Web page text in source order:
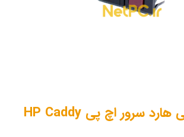
کدی 2.5 اینچی هارد سرور اچ پی HP Caddy